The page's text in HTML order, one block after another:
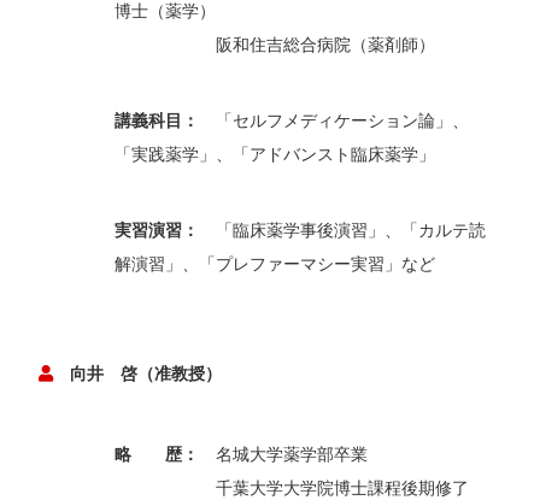
博士（薬学）
阪和住吉総合病院（薬剤師）
講義科目：
「セルフメディケーション論」、
「実践薬学」、「アドバンスト臨床薬学」
実習演習：
「臨床薬学事後演習」、「カルテ読
解演習」、「プレファーマシー実習」など
向井 啓（准教授）
略 歴：名城大学薬学部卒業
千葉大学大学院博士課程後期修了